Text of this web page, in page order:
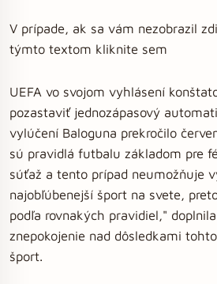
V prípade, ak sa vám nezobrazil
týmto textom kliknite sem
UEFA vo svojom vyhlásení
pozastaviť jednozápasový
vylúčení Baloguna prekročilo
sú pravidlá futbalu základom pre
súťaž a tento prípad neumožňuje
najobľúbenejší šport na svete,
podľa rovnakých pravidiel,"
znepokojenie nad dôsledkami
šport.